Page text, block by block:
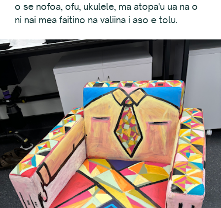
o se nofoa, ofu, ukulele, ma atopa'u ua na o
ni nai mea faitino na valiina i aso e tolu.